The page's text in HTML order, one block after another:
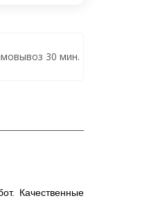
30 мин.
Качественные